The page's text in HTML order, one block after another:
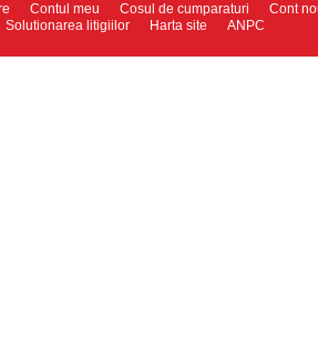
Contul meu Cosul de cumparaturi
Cont
Solutionarea litigiilor Harta site ANPC